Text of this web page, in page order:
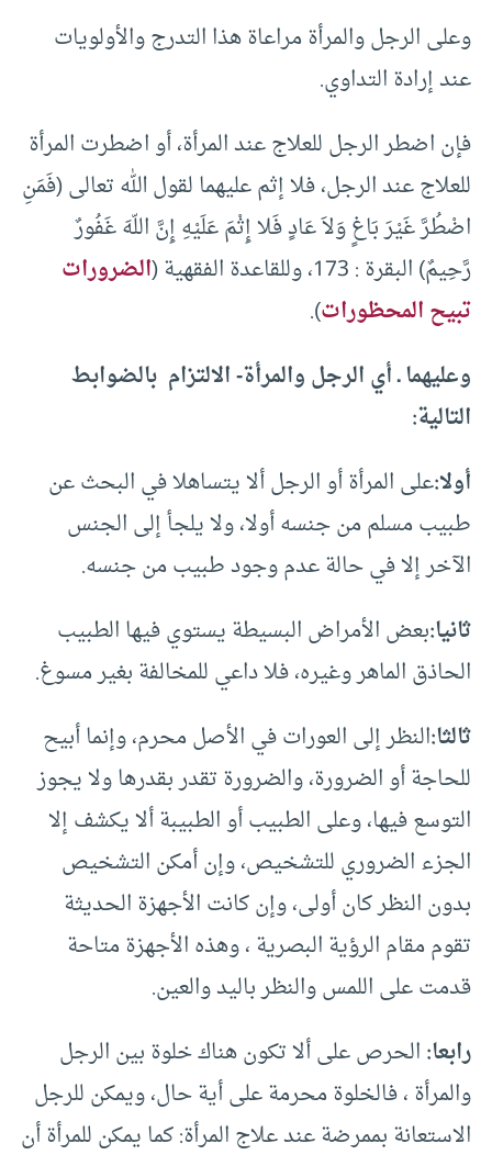
وعلى الرجل والمرأة مراعاة هذا التدرج والأولويات
عند إرادة التداوي.
فإن اضطر الرجل للعلاج عند المرأة، أو اضطرت المرأة
للعلاج عند الرجل، فلا إثم عليهما لقول الله تعالى (فَمَنِ
اضْطُرَّ غَيْرَ بَاغٍ وَلاَ عَادٍ فَلا إِثْمَ عَلَيْهِ إِنَّ اللّهَ غَفُورٌ
رَّحِيمٌ) البقرة : 173، وللقاعدة الفقهية (
الضرورات
تبيح المحظورات).
وعليهما ـ أي الرجل والمرأة- الالتزام بالضوابط
التالية:
أولا:على المرأة أو الرجل ألا يتساهلا في البحث عن
طبيب مسلم من جنسه أولا، ولا يلجأ إلى الجنس
الآخر إلا في حالة عدم وجود طبيب من جنسه.
ثانيا:بعض الأمراض البسيطة يستوي فيها الطبيب
الحاذق الماهر وغيره، فلا داعي للمخالفة بغير مسوغ.
ثالثا:النظر إلى العورات في الأصل محرم، وإنما أبيح
للحاجة أو الضرورة، والضرورة تقدر بقدرها ولا يجوز
التوسع فيها، وعلى الطبيب أو الطبيبة ألا يكشف إلا
الجزء الضروري للتشخيص، وإن أمكن التشخيص
بدون النظر كان أولى، وإن كانت الأجهزة الحديثة
تقوم مقام الرؤية البصرية ، وهذه الأجهزة متاحة
قدمت على اللمس والنظر باليد والعين.
رابعا:الحرص على ألا تكون هناك خلوة بين الرجل
والمرأة ، فالخلوة محرمة على أية حال، ويمكن للرجل
الاستعانة بممرضة عند علاج المرأة: كما يمكن للمرأة أن